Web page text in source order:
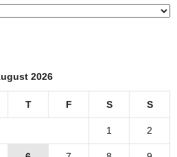
2026
T F S S
1 2